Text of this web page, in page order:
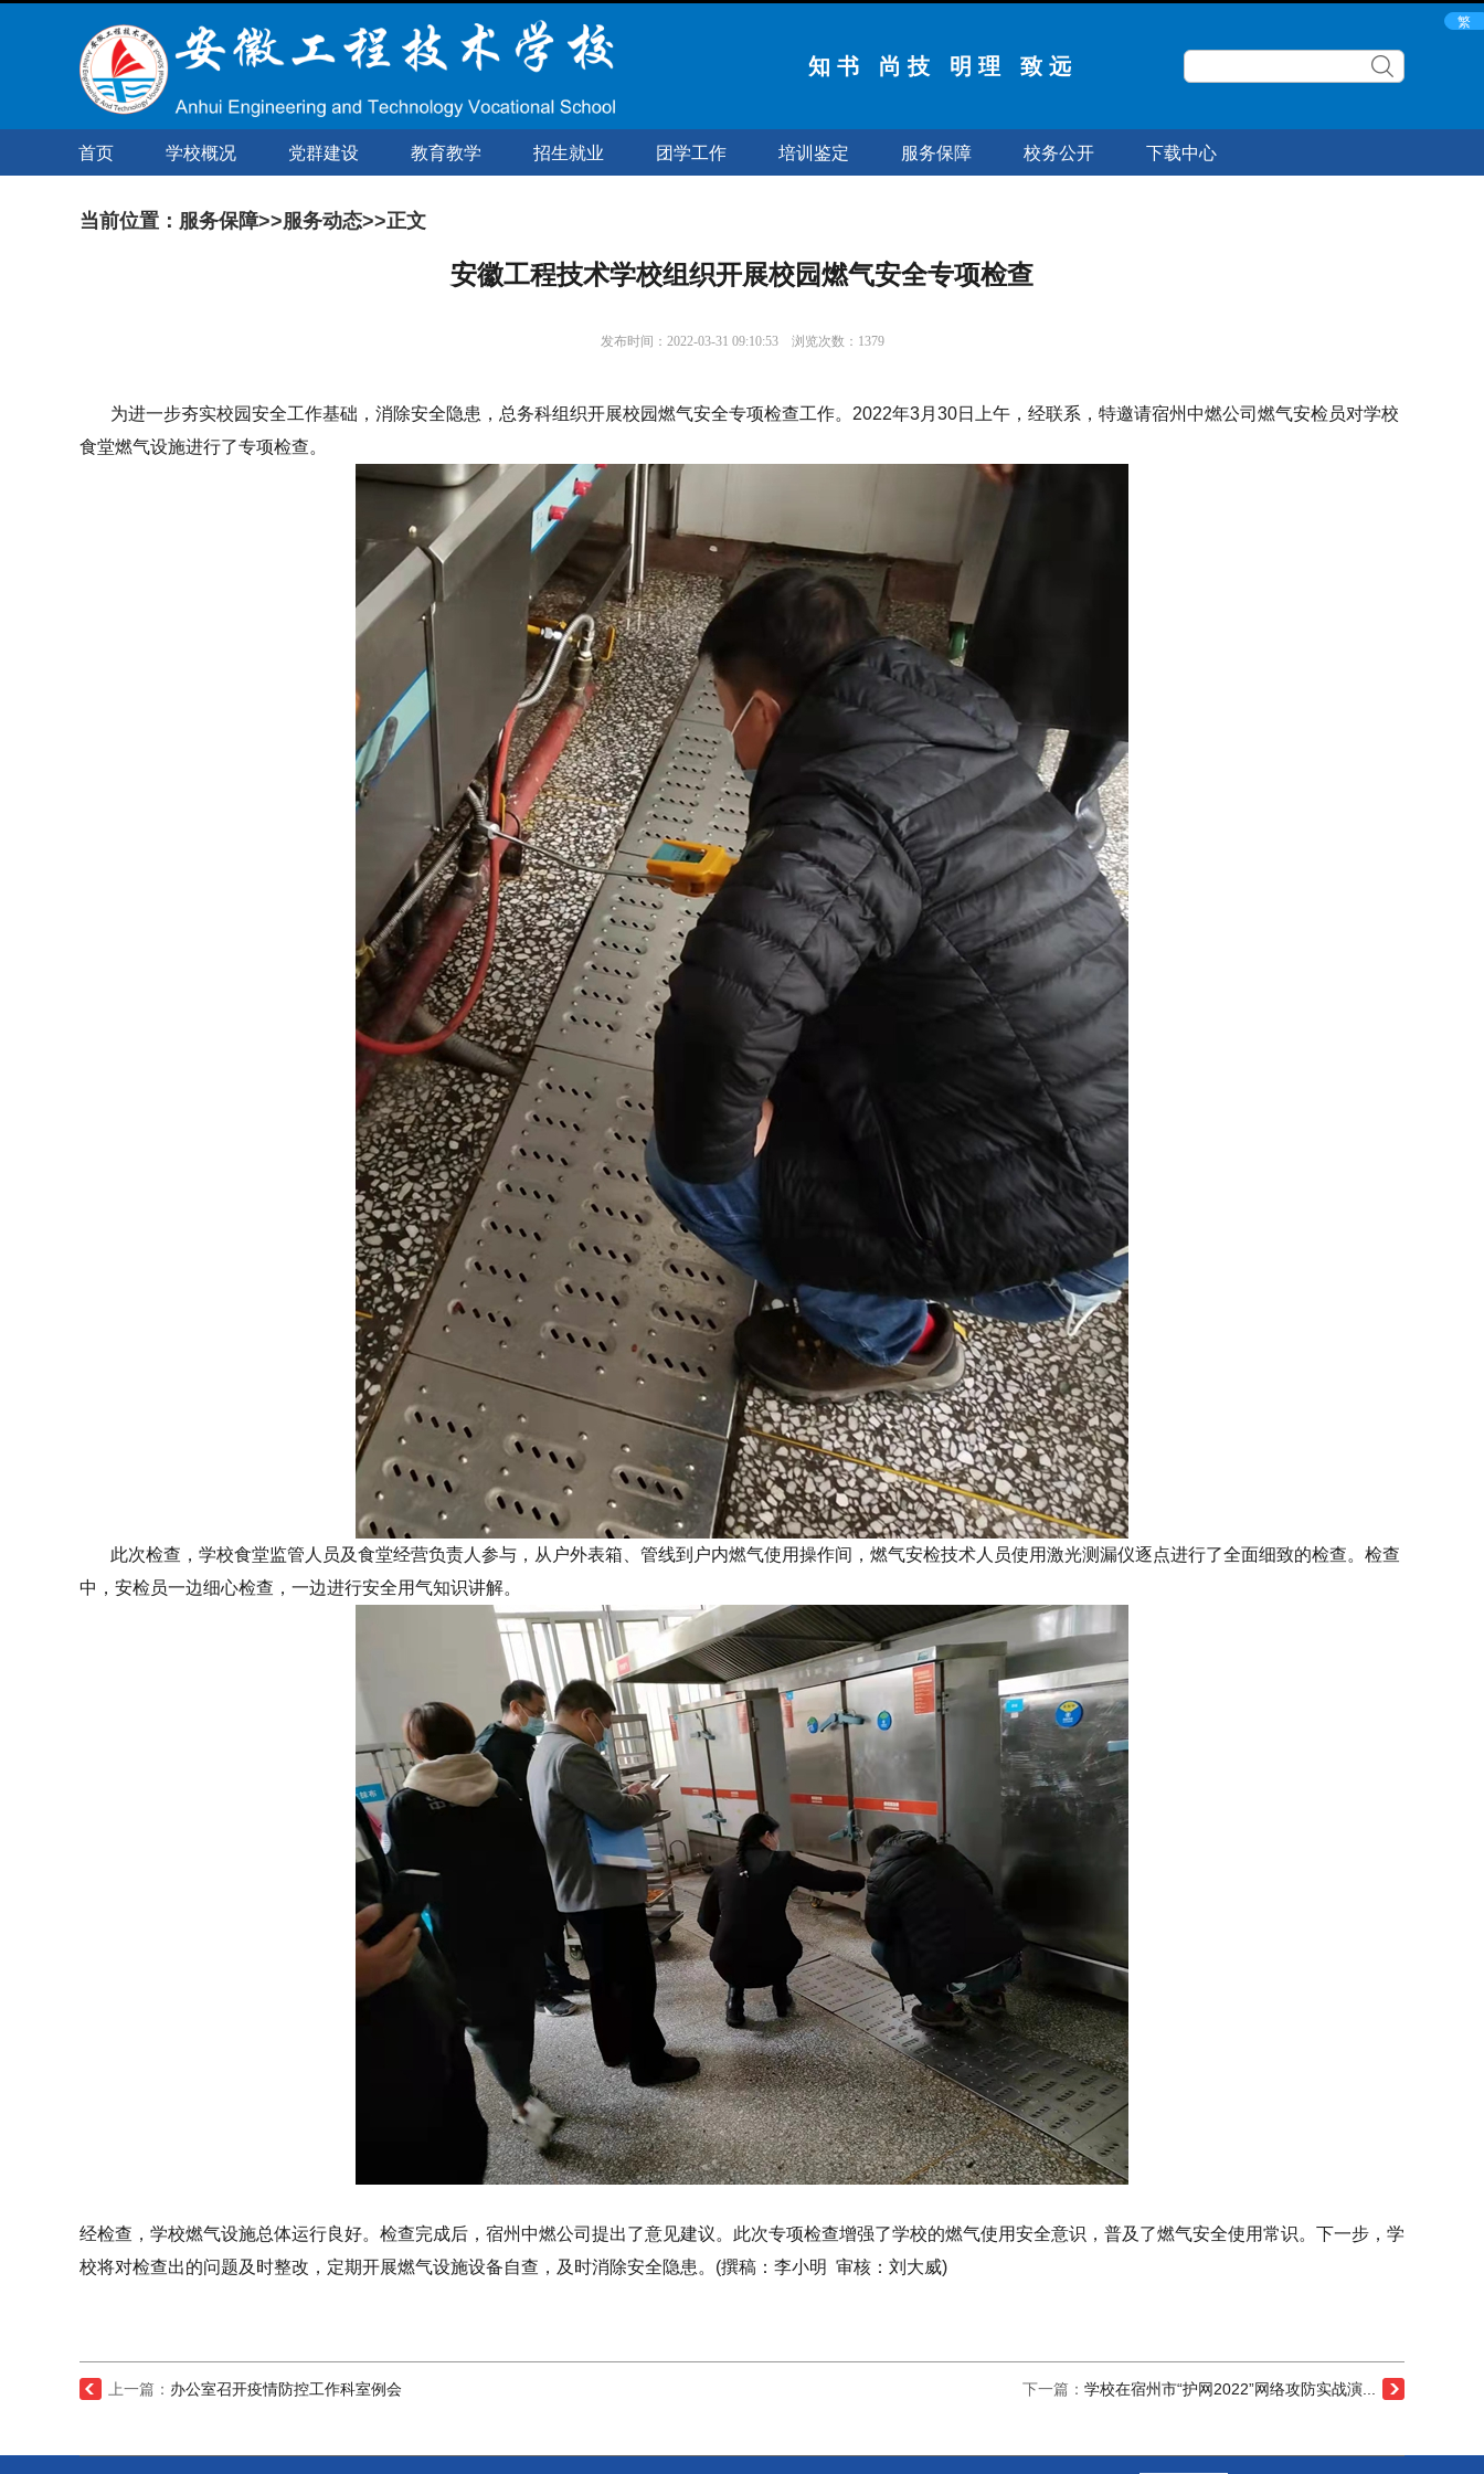
智慧校园
阳光心理 数字图书馆
网络教学平台
宿州学院工程技术学院
繁
知 书 尚 技 明 理 致 远
首页 学校概况 党群建设 教育教学 招生就业 团学工作 培训鉴定 服务保障 校务公开 下载中心
当前位置： 服务保障>>服务动态>>正文
安徽工程技术学校组织开展校园燃气安全专项检查
发布时间：2022-03-31 09:10:53 浏览次数： 1379
为进一步夯实校园安全工作基础，消除安全隐患，总务科组织开展校园燃气安全专项检查工作。2022年3月30日上午，经联系，特邀请宿州中燃公司燃气安检员对学校
食堂燃气设施进行了专项检查。
此次检查，学校食堂监管人员及食堂经营负责人参与，从户外表箱、管线到户内燃气使用操作间，燃气安检技术人员使用激光测漏仪逐点进行了全面细致的检查。检查
中，安检员一边细心检查，一边进行安全用气知识讲解。
经检查，学校燃气设施总体运行良好。检查完成后，宿州中燃公司提出了意见建议。此次专项检查增强了学校的燃气使用安全意识，普及了燃气安全使用常识。下一步，学
校将对检查出的问题及时整改，定期开展燃气设施设备自查，及时消除安全隐患。(撰稿：李小明 审核：刘大威)
上一篇： 办公室召开疫情防控工作科室例会 下一篇： 学校在宿州市“护网2022”网络攻防实战演...